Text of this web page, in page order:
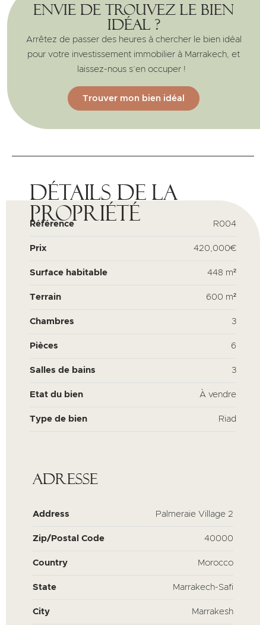
Envie de trouvez le bien
idéal ?
Arrêtez de passer des heures à chercher le bien idéal
pour votre investissement immobilier à Marrakech, et
laissez-nous s’en occuper !
Trouver mon bien idéal
Détails de la
propriété
Référence R004
Prix 420,000€
Surface habitable 448 m²
Terrain 600 m²
Chambres 3
Pièces 6
Salles de bains 3
Etat du bien À vendre
Type de bien Riad
Adresse
Address Palmeraie Village 2
Zip/Postal Code 40000
Country Morocco
State Marrakech-Safi
City Marrakesh